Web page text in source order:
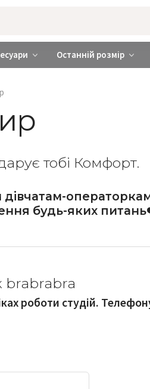
та Україна
Останній розмір
тобі Комфорт.
будь-яких
brabrabra
роботи студій.